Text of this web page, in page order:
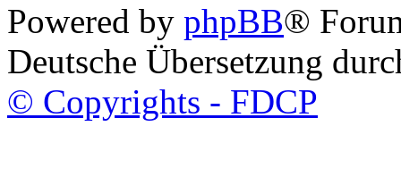
Powered by phpBB®
Deutsche Übersetzung
© Copyrights - FDCP